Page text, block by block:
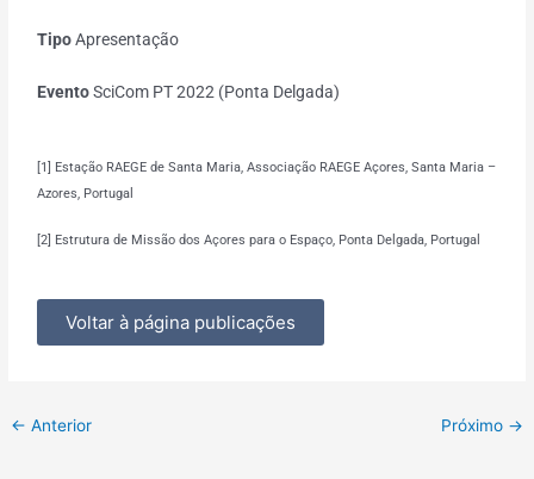
TipoApresentação
EventoSciCom PT 2022 (Ponta Delgada)
[1] Estação RAEGE de Santa Maria, Associação RAEGE Açores, Santa Maria –
Azores, Portugal
[2] Estrutura de Missão dos Açores para o Espaço, Ponta Delgada, Portugal
Voltar à página publicações
← Anterior Próximo →